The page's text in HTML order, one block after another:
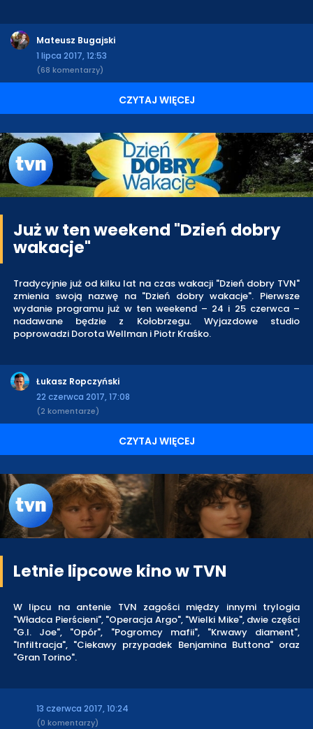
Mateusz Bugajski
1 lipca 2017, 12:53
(68 komentarzy)
CZYTAJ WIĘCEJ
Już w ten weekend "Dzień dobry
wakacje"
Tradycyjnie już od kilku lat na czas wakacji "Dzień dobry TVN"
zmienia swoją nazwę na "Dzień dobry wakacje". Pierwsze
wydanie programu już w ten weekend – 24 i 25 czerwca –
nadawane będzie z Kołobrzegu. Wyjazdowe studio
poprowadzi Dorota Wellman i Piotr Kraśko.
Łukasz Ropczyński
22 czerwca 2017, 17:08
(2 komentarze)
CZYTAJ WIĘCEJ
Letnie lipcowe kino w TVN
W lipcu na antenie TVN zagości między innymi trylogia
"Władca Pierścieni", "Operacja Argo", "Wielki Mike", dwie części
"G.I. Joe", "Opór", "Pogromcy mafii", "Krwawy diament",
"Infiltracja", "Ciekawy przypadek Benjamina Buttona" oraz
"Gran Torino".
13 czerwca 2017, 10:24
(0 komentarzy)